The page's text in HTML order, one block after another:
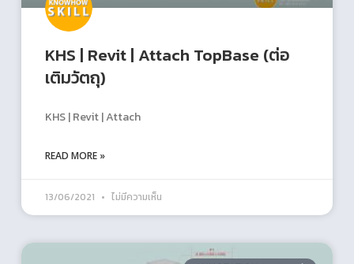
KHS | Revit | Attach TopBase (ต่อ
เติมวัตถุ)
KHS | Revit | Attach
READ MORE »
13/06/2021 ไม่มีความเห็น